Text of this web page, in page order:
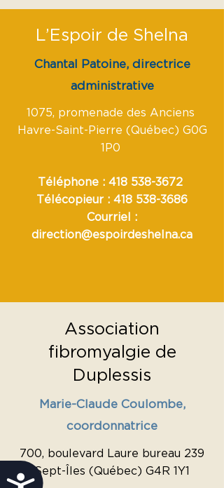
Accessibilité
L’Espoir de Shelna
Chantal Patoine, directrice
administrative
1075, promenade des Anciens
Havre-Saint-Pierre (Québec) G0G
1P0
Téléphone : 418 538-3672
Télécopieur : 418 538-3686
Courriel :
direction@espoirdeshelna.ca
Association
fibromyalgie de
Duplessis
Marie-Claude Coulombe,
coordonnatrice
700, boulevard Laure bureau 239
Sept-Îles (Québec) G4R 1Y1